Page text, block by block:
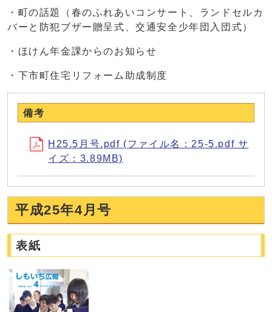
・町の話題（春のふれあいコンサート、ランドセルカ
バーと防犯ブザー贈呈式、交通安全少年団入団式）
・ほけん年金課からのお知らせ
・下市町住宅リフォーム助成制度
備考
H25.5月号.pdf (ファイル名：25-5.pdf サ
イズ：3.89MB)
平成25年4月号
表紙